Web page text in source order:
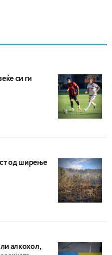
си ги
од ширење
алкохол,